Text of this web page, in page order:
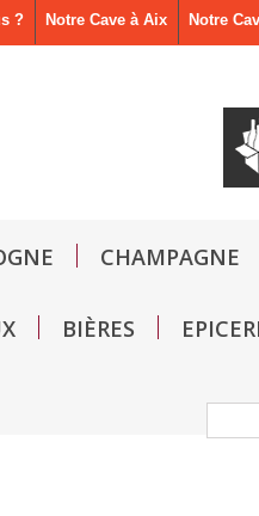
Notre
Notre Cave à Aix
?
CHAMPAGNE
BIÈRES